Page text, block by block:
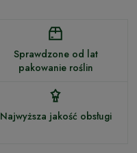
Sprawdzone od lat
pakowanie roślin
Najwyższa jakość obsługi